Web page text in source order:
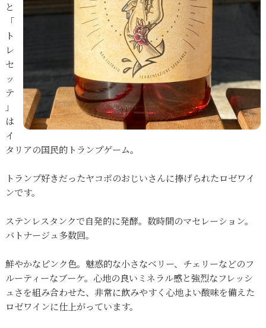
と
「
ト
レ
セ
ッ
テ
」
は
イ
タリアの国民的トランプゲーム。
トランプ好きだったヤコポのおじいさんに捧げられたロゼワイ
ンです。
ステンレスタンクで自発的に発酵。数時間のマセレーション。
バトナージュ多数回。
鮮やかなピンク色。魅惑的な小さなベリー、チェリーなどのフ
ルーティーなブーケ。心地の良いミネラル感と強烈なフレッシ
ュさを組み合わせた、非常に飲みやすく心地よい酸味を備えた
ロゼワインに仕上がっています。